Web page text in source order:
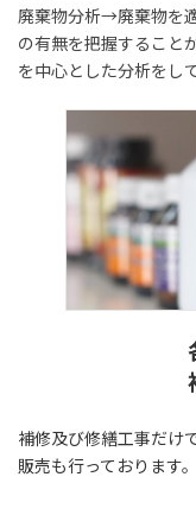
廃棄物分析→廃棄物を
の有無を把握すること
を中心とした分析をし
補修及び修繕工事だけ
販売も行っております。